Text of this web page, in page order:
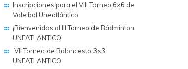
Inscripciones para el VIII Torneo 6×6 de
Voleibol Uneatlántico
¡Bienvenidos al III Torneo de Bádminton
UNEATLANTICO!
VII Torneo de Baloncesto 3×3
UNEATLANTICO